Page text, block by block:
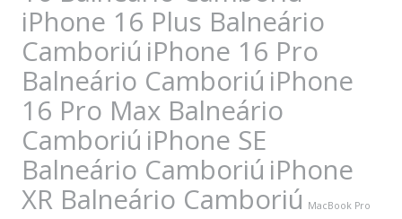
iPhone 16 Plus Balneário
Camboriú iPhone 16 Pro
Balneário Camboriú iPhone
16 Pro Max Balneário
Camboriú iPhone SE
Balneário Camboriú iPhone
XR Balneário Camboriú MacBook Pro